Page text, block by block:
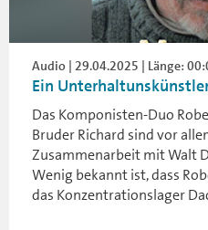
Audio | 29.04.2025 | Länge:
Ein
Das Komponisten-Duo
Bruder Richard sind vor
Zusammenarbeit mit Walt
Wenig bekannt ist, dass
das Konzentrationslager